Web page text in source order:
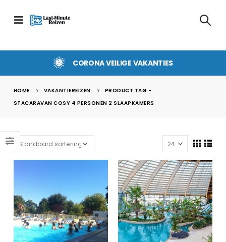
CORONA VEILIGE VAKANTIES
HOME VAKANTIEREIZEN
PRODUCT TAG -
STACARAVAN COSY 4 PERSONEN 2 SLAAPKAMERS